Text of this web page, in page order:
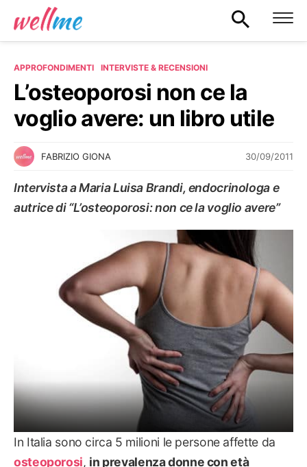
APPROFONDIMENTI INTERVISTE & RECENSIONI
L’osteoporosi non ce la
voglio avere: un libro utile
FABRIZIO GIONA 30/09/2011
Intervista a Maria Luisa Brandi, endocrinologa e
autrice di “L’osteoporosi: non ce la voglio avere”
In Italia sono circa 5 milioni le persone affette da
osteoporosi, in prevalenza donne con età